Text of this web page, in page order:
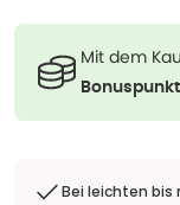
Mit dem
Bei leichten bis